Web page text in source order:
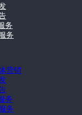
务
务
营销
务
务